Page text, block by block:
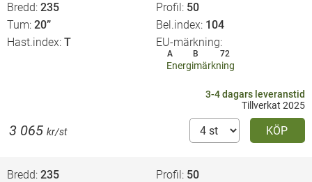
Bredd 235 Profil 50
Tum 20” Bel.index 104
Hast.index T EU-märkning
A B 72
Energimärkning
3-4 dagars leveranstid
Tillverkat 2025
KÖP
3 065 kr/st
Bredd 235 Profil 50